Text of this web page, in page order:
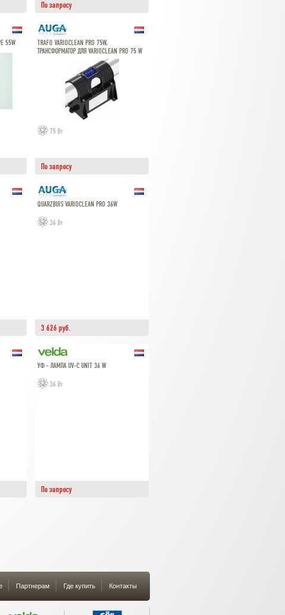
По запросу
55W
TRAFO VARIOCLEAN PRO 75W,
ТРАНСФОРМАТОР ДЛЯ VARIOCLEAN PRO 75 W
75 Вт
По запросу
QUARZBUIS VARIOCLEAN PRO 36W
36 Вт
3 626 руб.
УФ - ЛАМПА UV-C UNIT 36 W
36 Вт
По запросу
Партнерам Где купить Контакты